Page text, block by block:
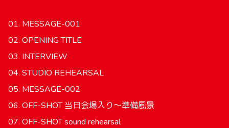
01. MESSAGE-001
02. OPENING TITLE
03. INTERVIEW
04. STUDIO REHEARSAL
05. MESSAGE-002
06. OFF-SHOT 当日会場入り～準備風景
07. OFF-SHOT sound rehearsal